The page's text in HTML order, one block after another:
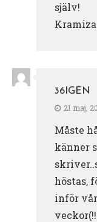
själv!
36IGEN
21 maj,
Måste
känner
höstas,
inför